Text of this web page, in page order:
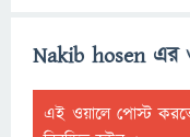
Nakib hosen এর
এই ওয়ালে পোস্ট